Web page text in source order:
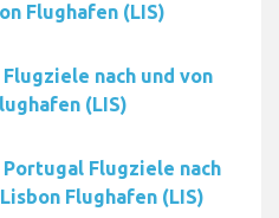
Flughafen (LIS)
nach und von
(LIS)
Flugziele nach
Flughafen (LIS)